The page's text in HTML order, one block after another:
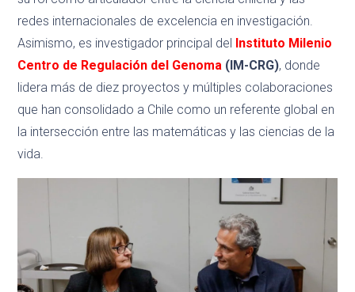
redes internacionales de excelencia en investigación.
Asimismo, es investigador principal del
Instituto Milenio
Centro de Regulación del Genoma (IM-CRG), donde
lidera más de diez proyectos y múltiples colaboraciones
que han consolidado a Chile como un referente global en
la intersección entre las matemáticas y las ciencias de la
vida.